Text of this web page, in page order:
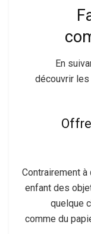
En
découvrir
Contrairement
enfant des
quelque
comme du